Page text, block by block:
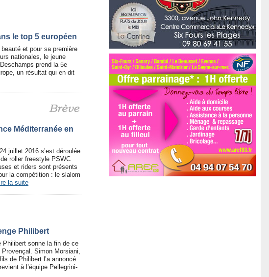
le top 5 européen
et pour sa première
nationales, le jeune
prend la 5e
un résultat qui en dit
Méditerranée en
juillet 2016 s’est déroulée
roller freestyle PSWC
et riders sont présents
la compétition : le slalom
la suite
Philibert
Philibert sonne la fin de ce
Simon Morsiani,
de Philibert l’a annoncé
à l’équipe Pellegrini-